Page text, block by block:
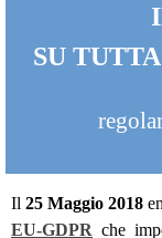
SU
Il25 Maggio 2018
EU-GDPR che